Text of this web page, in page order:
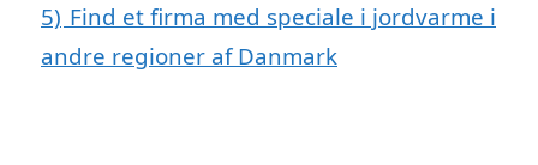
5) Find et firma med speciale i jordvarme i
andre regioner af Danmark